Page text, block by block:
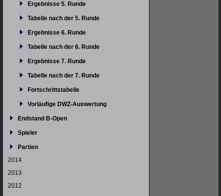
Ergebnisse 5. Runde
Tabelle nach der 5. Runde
Ergebnisse 6. Runde
Tabelle nach der 6. Runde
Ergebnisse 7. Runde
Tabelle nach der 7. Runde
Fortschrittstabelle
Vorläufige DWZ-Auswertung
Endstand B-Open
Spieler
Partien
2014
2013
2012